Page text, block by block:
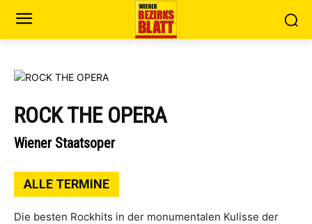
ROCK THE OPERA
Wiener Staatsoper
ALLE TERMINE
Die besten Rockhits in der monumentalen Kulisse der